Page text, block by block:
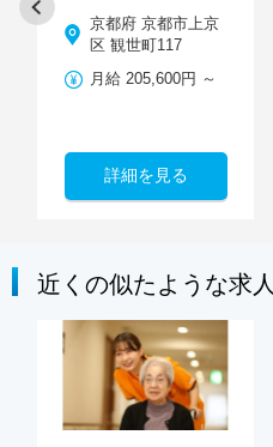
京都府 京都市上京
区 観世町117
月給 205,600円 ～
詳細を見る
近くの似たような求人